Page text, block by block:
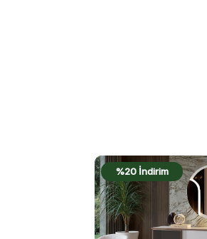
%22 İndirim